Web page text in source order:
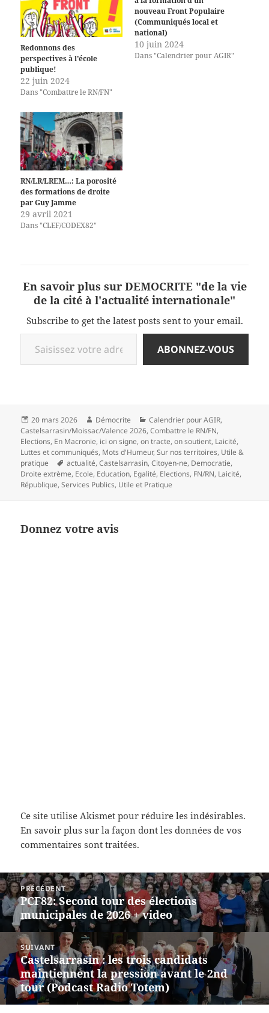
Redonnons des
perspectives à l’école
publique!
22 juin 2024
Dans "Combattre le RN/FN"
nouveau Front Populaire
(Communiqués local et
national)
10 juin 2024
Dans "Calendrier pour AGIR"
RN/LR/LREM…: La porosité
des formations de droite
par Guy Jamme
29 avril 2021
Dans "CLEF/CODEX82"
En savoir plus sur DEMOCRITE "de la vie
de la cité à l'actualité internationale"
Subscribe to get the latest posts sent to your email.
Saisissez votre adresse e-mail…
ABONNEZ-VOUS
Publié
le
20 mars 2026 Auteur
Démocrite Catégories
Calendrier pour AGIR,
Castelsarrasin/Moissac/Valence 2026,Combattre le RN/FN,
Elections, En Macronie, ici on signe, on tracte, on soutient, Laicité,
Luttes et communiqués, Mots d'Humeur,Sur nos territoires, Utile &
pratique
Mots-
clés
actualité,Castelsarrasin,Citoyen-ne, Democratie,
Droite extrème, Ecole, Education, Egalité, Elections, FN/RN, Laicité,
République,Services Publics, Utile et Pratique
Donnez votre avis
Ce site utilise Akismet pour réduire les indésirables.
En savoir plus sur la façon dont les données de vos
commentaires sont traitées.
Navigation
de
l’article
PRÉCÉDENT
Article
précédent :
PCF82: Second tour des élections
municipales de 2026 + video
SUIVANT
Article
suivant :
Castelsarrasin : les trois candidats
maintiennent la pression avant le 2nd
tour (Podcast Radio Totem)